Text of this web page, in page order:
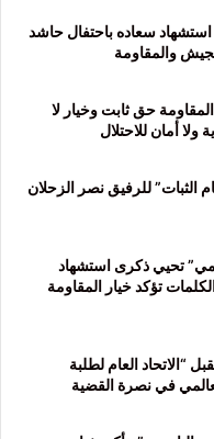
سعاده باحتفال حاشد
والمقاومة
حق ثابت وخيار لا
أمان للاحتلال
الثبات” للرفيق نصر الزحلان
تحيي ذكرى استشهاد
تؤكد خيار المقاومة
“الاتحاد العام لطلبة
في نصرة القضية